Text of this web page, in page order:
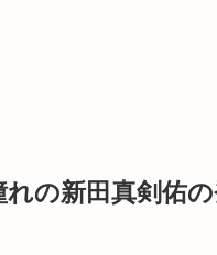
の新田真剣佑